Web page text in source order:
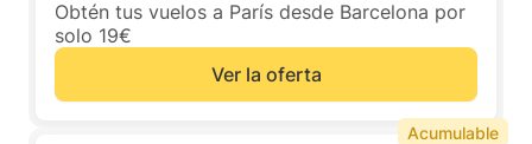
Obtén tus vuelos a París desde Barcelona por
solo 19€
Ver la oferta
Acumulable